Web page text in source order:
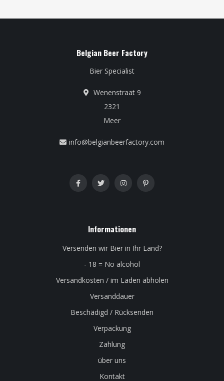
Belgian Beer Factory
Bier Specialist
Wenenstraat 9
2321
Meer
info@belgianbeerfactory.com
Informationen
Versenden wir Bier in Ihr Land?
- 18 = No alcohol
Versandkosten / im Laden abholen
Versanddauer
Beschädigd / Rücksenden
Verpackung
Zahlung
über uns
Kontakt